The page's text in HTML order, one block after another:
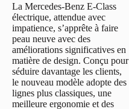
La Mercedes-Benz E-Class
électrique, attendue avec
impatience, s’apprête à faire
peau neuve avec des
améliorations significatives en
matière de design. Conçu pour
séduire davantage les clients,
le nouveau modèle adopte des
lignes plus classiques, une
meilleure ergonomie et des